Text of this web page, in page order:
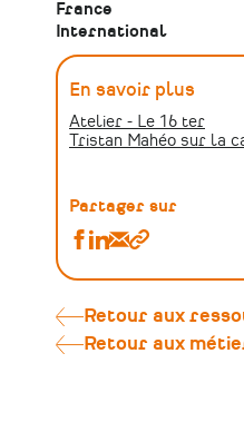
France
International
En savoir plus
Atelier - Le 16 ter
Partager sur
Partager
Mahéo,
conservateur-
restaurateur
Partager
Mahéo,
conservateur-
restaurateur
Partager
Mahéo,
restaurateur
lien
Retour aux
Retour aux